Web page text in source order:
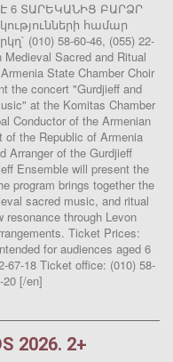
6 ՏԱՐԵԿԱՆԻՑ ԲԱՐՁՐ
համար
(010) 58-60-46, (055) 22-
Sacred and Ritual
State Chamber Choir
the concert "Gurdjieff and
at the Komitas Chamber
Conductor of the Armenian
of the Republic of Armenia
Arranger of the Gurdjieff
Ensemble will present the
program brings together the
sacred music, and ritual
through Levon
Ticket Prices:
for audiences aged 6
67-18 Ticket office: (010) 58-
20 [/en]
2026. 2+